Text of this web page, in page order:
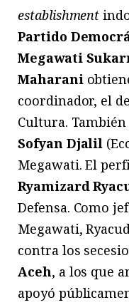
establishment
Partido
Megawati
Maharani
coordinador, el
Cultura.
Sofyan Djalil
Megawati. El
Ryamizard
Defensa. Como
Megawati,
contra los
Aceh, a los que
apoyó